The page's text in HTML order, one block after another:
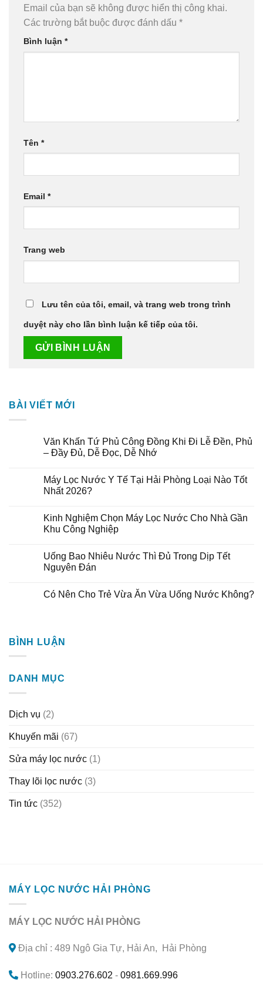
Email của bạn sẽ không được hiển thị công khai.
Các trường bắt buộc được đánh dấu *
Bình luận *
Tên *
Email *
Trang web
Lưu tên của tôi, email, và trang web trong trình
duyệt này cho lần bình luận kế tiếp của tôi.
BÀI VIẾT MỚI
Văn Khấn Tứ Phủ Công Đồng Khi Đi Lễ Đền, Phủ
– Đầy Đủ, Dễ Đọc, Dễ Nhớ
Máy Lọc Nước Y Tế Tại Hải Phòng Loại Nào Tốt
Nhất 2026?
Kinh Nghiệm Chọn Máy Lọc Nước Cho Nhà Gần
Khu Công Nghiệp
Uống Bao Nhiêu Nước Thì Đủ Trong Dịp Tết
Nguyên Đán
Có Nên Cho Trẻ Vừa Ăn Vừa Uống Nước Không?
BÌNH LUẬN
DANH MỤC
Dịch vụ (2)
Khuyến mãi (67)
Sửa máy lọc nước (1)
Thay lõi lọc nước (3)
Tin tức (352)
MÁY LỌC NƯỚC HẢI PHÒNG
MÁY LỌC NƯỚC HẢI PHÒNG
Địa chỉ : 489 Ngô Gia Tự, Hải An, Hải Phòng
Hotline: 0903.276.602 - 0981.669.996